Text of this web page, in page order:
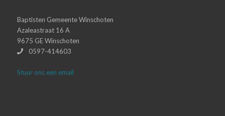
Baptisten Gemeente Winschoten
Azaleastraat 16 A
9675 GE Winschoten
0597-414603
Stuur ons een email